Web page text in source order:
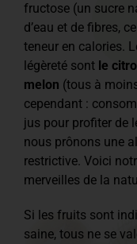
fructose (un sucre
d’eau et de fibres,
teneur en calories.
légèreté sont le
melon (tous à
cependant :
jus pour profiter de
nous prônons une
restrictive. Voici
merveilles de la
Si les fruits sont
saine, tous ne se